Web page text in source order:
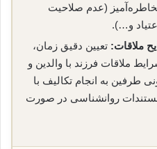
(عدم صلاحیت
و…).
ملاقات: تعیین دقیق زمان،
ملاقات فرزند با والدین و
طرفین به انجام تکالیف با
روانشناسی در صورت